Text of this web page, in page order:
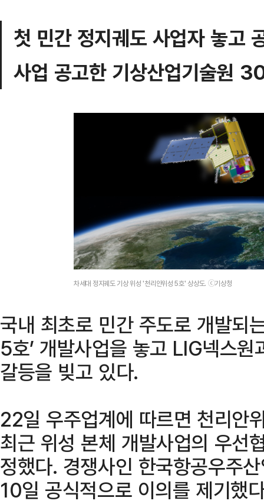
첫 민간 정지궤도 사업자 놓고
사업 공고한 기상산업기술원
차세대 정지궤도 기상 위성 '천리안위성 5호' 상상도. ⓒ기상청
국내 최초로 민간 주도로 개발되
5호’ 개발사업을 놓고 LIG넥스
갈등을 빚고 있다.
22일 우주업계에 따르면 천리안
최근 위성 본체 개발사업의 우선
정했다. 경쟁사인 한국항공우주
10일 공식적으로 이의를 제기했